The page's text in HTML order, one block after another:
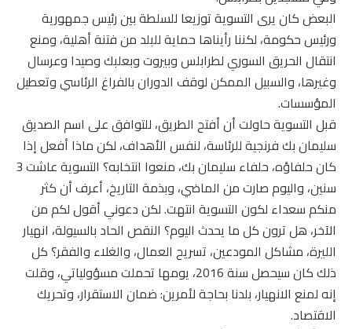
البعض كان يرى التسوية توزيعا للسلطة بين رئيس جمهورية
ورئيس حكومة، لكننا رأيناها حماية للبلد من فتنة أهلية، ومنع
انتقال الحريق السوري لطرابلس وبيروت وبعلبك وصيدا وعرسال
وغيرها، والسبيل الممكن لوقف الدوران بالفراغ الرئاسي وتعطيل
المؤسسات.
قبل التسوية حاولت أن أفتح الطريق، للتوافق على اسم الصديق
سليمان بك فرنجية للرئاسة، لنفس الأهداف، لكن ماذا أفعل إذا
كان حلفاؤه، حلفاء سليمان بك، منعوا انتخابه؟ التسوية عاشت 3
سنين، واليوم صارت من الماضي، وبذمة التاريخ، أعرف أن كثر
منكم سعداء لكون التسوية انتهت. لكن دعوني أقول لكم من
الآخر، هل ترون كل ما يحدث اليوم؟ النقص الحاد بالسيولة، انهيار
الليرة، مشاكل المودعين، تسريح العمال، والغلاء والفقر؟ كل
ذلك كان سيحصل سنة 2016، يومها تحملت مسؤولياتي، وقلت
إنه لمنع الانهيار، بلدنا بحاجة لأمرين: ضمان الاستقرار، وتحريك
الاقتصاد.